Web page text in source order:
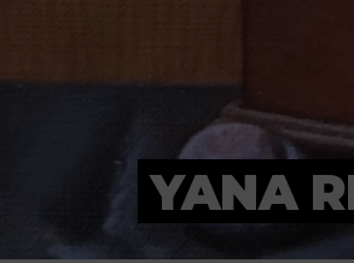
YANA